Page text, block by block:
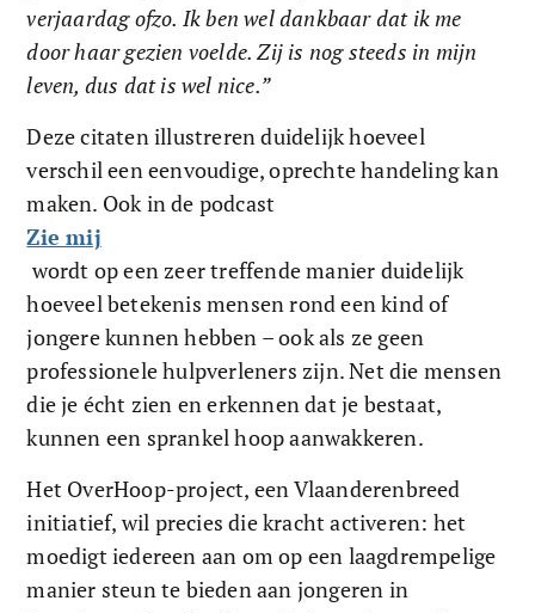
verjaardag ofzo. Ik ben wel dankbaar dat ik me
door haar gezien voelde. Zij is nog steeds in mijn
leven, dus dat is wel nice.”
Deze citaten illustreren duidelijk hoeveel
verschil een eenvoudige, oprechte handeling kan
maken. Ook in de podcast
Zie mij
hoeveel betekenis mensen rond een kind of
jongere kunnen hebben – ook als ze geen
professionele hulpverleners zijn. Net die mensen
die je écht zien en erkennen dat je bestaat,
kunnen een sprankel hoop aanwakkeren.
Het OverHoop-project, een Vlaanderenbreed
initiatief, wil precies die kracht activeren: het
moedigt iedereen aan om op een laagdrempelige
manier steun te bieden aan jongeren in